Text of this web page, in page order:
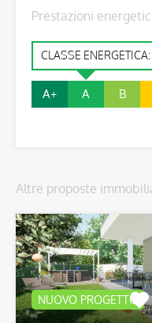
Prestazioni
CLASSE ENERGETICA:
A+ A B
Altre proposte
NUOVO PROGETTO